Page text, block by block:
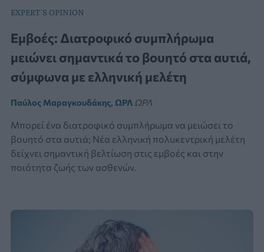
EXPERT'S OPINION
Εμβοές: Διατροφικό συμπλήρωμα
μειώνει σημαντικά το βουητό στα αυτιά,
σύμφωνα με ελληνική μελέτη
Παύλος Μαραγκουδάκης, ΩΡΛ ΩΡΛ
Μπορεί ένα διατροφικό συμπλήρωμα να μειώσει το
βουητό στα αυτιά; Νέα ελληνική πολυκεντρική μελέτη
δείχνει σημαντική βελτίωση στις εμβοές και στην
ποιότητα ζωής των ασθενών.